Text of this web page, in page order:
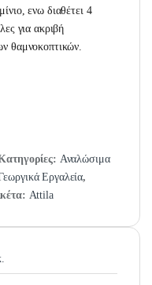
ενω διαθέτει 4
για ακριβή
θαμνοκοπτικών.
Αναλώσιμα
Εργαλεία,
Attila